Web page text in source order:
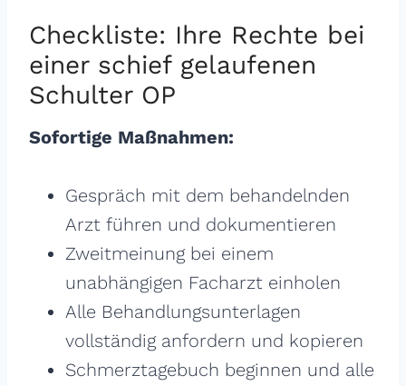
Checkliste: Ihre Rechte bei
einer schief gelaufenen
Schulter OP
Sofortige Maßnahmen:
Gespräch mit dem behandelnden
Arzt führen und dokumentieren
Zweitmeinung bei einem
unabhängigen Facharzt einholen
Alle Behandlungsunterlagen
vollständig anfordern und kopieren
Schmerztagebuch beginnen und alle